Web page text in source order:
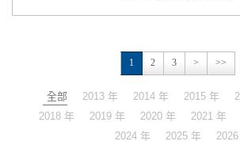
1 2 3 > >>
全部 2013 年 2014 年 2015 年
2018 年
2019 年 2020 年 2021 年
2024 年
2025 年